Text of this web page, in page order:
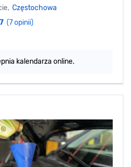
Częstochowa
(7 opinii)
kalendarza online.